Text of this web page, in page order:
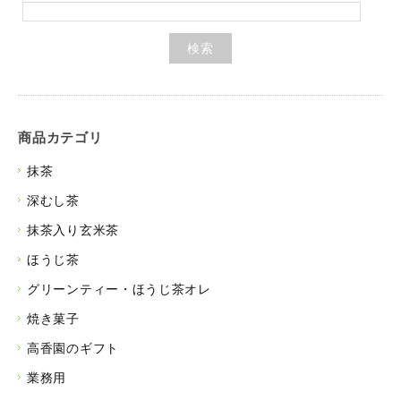
商品カテゴリ
抹茶
深むし茶
抹茶入り玄米茶
ほうじ茶
グリーンティー・ほうじ茶オレ
焼き菓子
高香園のギフト
業務用